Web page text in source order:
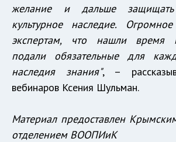
желание и дальше
культурное наследие.
экспертам, что нашли время
подали обязательные для
наследия знания", –
вебинаров Ксения Шульман.
Материал предоставлен
отделением ВООПИиК